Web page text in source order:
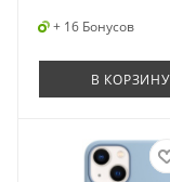
+ 16 Бонусов
В КОРЗИНУ